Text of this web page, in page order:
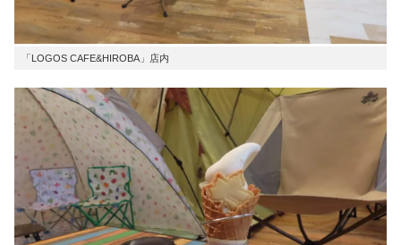
「LOGOS CAFE&HIROBA」店内